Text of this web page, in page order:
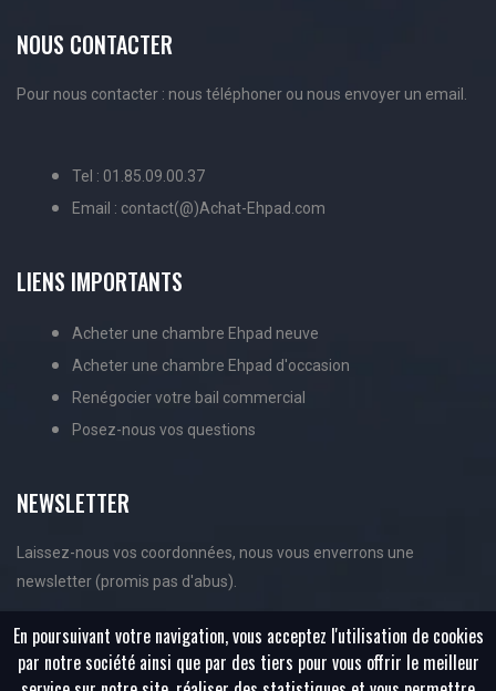
NOUS CONTACTER
Pour nous contacter : nous téléphoner ou nous envoyer un email.
Tel : 01.85.09.00.37
Email : contact(@)Achat-Ehpad.com
LIENS IMPORTANTS
Acheter une chambre Ehpad neuve
Acheter une chambre Ehpad d'occasion
Renégocier votre bail commercial
Posez-nous vos questions
NEWSLETTER
Laissez-nous vos coordonnées, nous vous enverrons une
newsletter (promis pas d'abus).
En poursuivant votre navigation, vous acceptez l'utilisation de cookies
par notre société ainsi que par des tiers pour vous offrir le meilleur